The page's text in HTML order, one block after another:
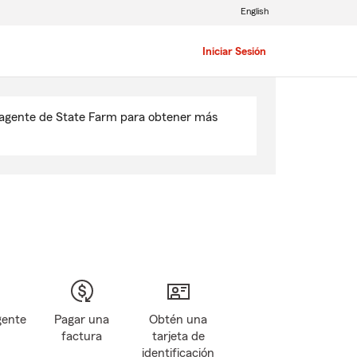
Iniciar Sesión
English
de State Farm para obtener más
Pagar una
factura
Obtén una
tarjeta de
identificación